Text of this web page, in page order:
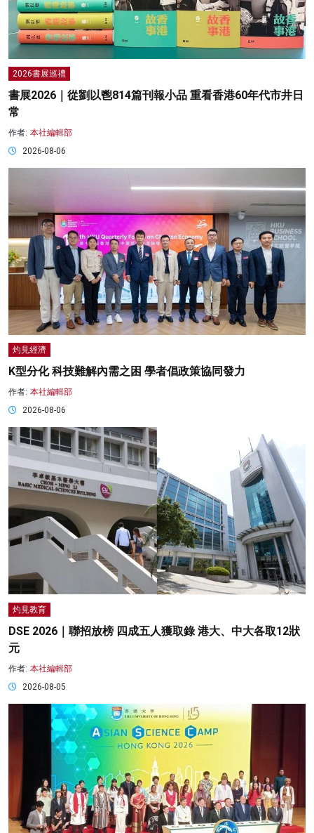
2026書展巡禮
書展2026｜從劉以鬯814篇刊報小品 重看香港60年代市井日
常
作者: 本社編輯部
2026-08-06
灼見經濟
K型分化 科技難解內需之困 學者倡政策協同發力
作者: 本社編輯部
2026-08-06
灼見教育
DSE 2026｜聯招放榜 四成五人獲取錄 港大、中大各取12狀
元
作者: 本社編輯部
2026-08-05